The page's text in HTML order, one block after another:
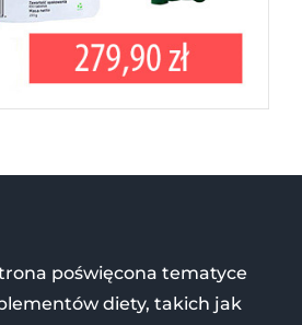
poświęcona tematyce
diety, takich jak